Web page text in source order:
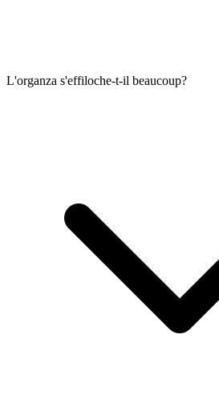
L'organza s'effiloche-t-il beaucoup?